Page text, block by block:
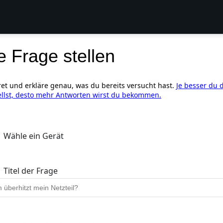
Frage stellen
und erkläre genau, was du bereits versucht hast. Je besser du
desto mehr Antworten wirst du bekommen.
Wähle ein Gerät
Titel der Frage